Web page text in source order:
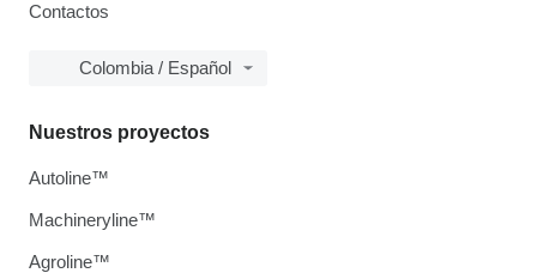
Contactos
Colombia / Español
Nuestros proyectos
Autoline™
Machineryline™
Agroline™